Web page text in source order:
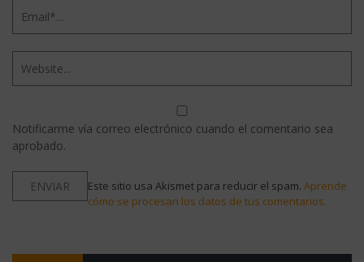
Notificarme vía correo electrónico cuando el comentario sea
aprobado.
Este sitio usa Akismet para reducir el spam. Aprende
cómo se procesan los datos de tus comentarios.